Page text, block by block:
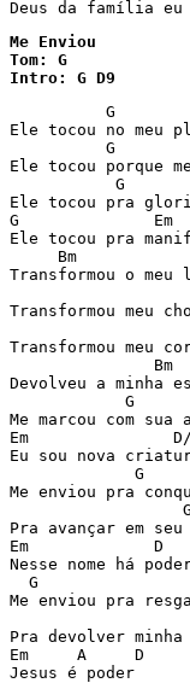
Me Enviou
Tom: G
Intro: G D9
G
Ele tocou no meu
G
Ele tocou porque
G
Ele tocou pra
G              Em
Ele tocou pra
     Bm
Transformou o meu
Transformou meu
Transformou meu
               Bm
Devolveu a minha
            G
Me marcou com sua
Em
Eu sou nova
G
Me enviou pra
                  G
Pra avançar em seu
Em             D
Nesse nome há
G
Me enviou pra
Pra devolver
Em     A     D
Jesus é poder